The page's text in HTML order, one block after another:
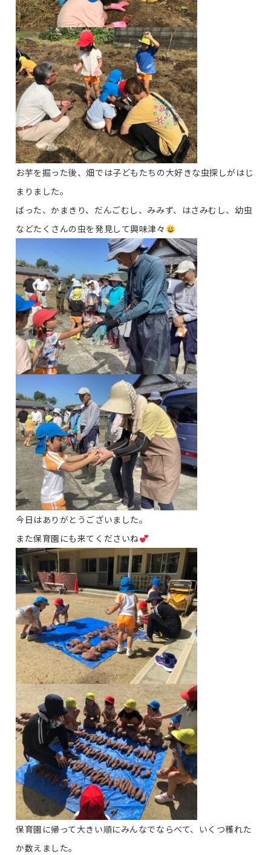
お芋を掘った後、畑では子どもたちの大好きな虫探しがはじ
まりました。
ばった、かまきり、だんごむし、みみず、はさみむし、幼虫
などたくさんの虫を発見して興味津々
今日はありがとうございました。
また保育園にも来てくださいね
保育園に帰って大きい順にみんなでならべて、いくつ穫れた
か数えました。